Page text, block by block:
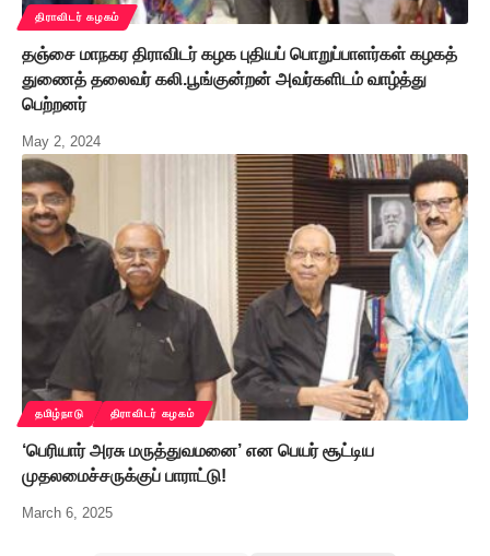
திராவிடர் கழகம்
தஞ்சை மாநகர திராவிடர் கழக புதியப் பொறுப்பாளர்கள் கழகத்
துணைத் தலைவர் கலி.பூங்குன்றன் அவர்களிடம் வாழ்த்து
பெற்றனர்
May 2, 2024
தமிழ்நாடு திராவிடர் கழகம்
‘பெரியார் அரசு மருத்துவமனை’ என பெயர் சூட்டிய
முதலமைச்சருக்குப் பாராட்டு!
March 6, 2025